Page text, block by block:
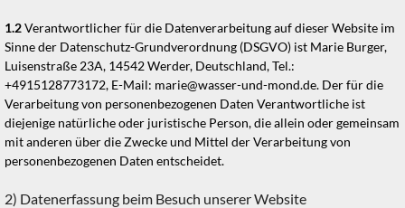
1.2Verantwortlicher für die Datenverarbeitung auf dieser Website im
Sinne der Datenschutz-Grundverordnung (DSGVO) ist Marie Burger,
Luisenstraße 23A, 14542 Werder, Deutschland, Tel.:
+4915128773172, E-Mail: marie@wasser-und-mond.de. Der für die
Verarbeitung von personenbezogenen Daten Verantwortliche ist
diejenige natürliche oder juristische Person, die allein oder gemeinsam
mit anderen über die Zwecke und Mittel der Verarbeitung von
personenbezogenen Daten entscheidet.
2) Datenerfassung beim Besuch unserer Website